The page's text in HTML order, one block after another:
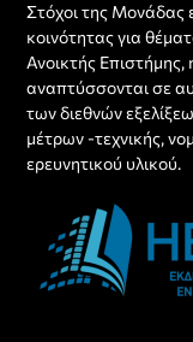
Στόχοι της Μονάδας
κοινότητας για
Ανοικτής Επιστήμης,
αναπτύσσονται σε
των διεθνών
μέτρων -τεχνικής,
ερευνητικού υλικού.